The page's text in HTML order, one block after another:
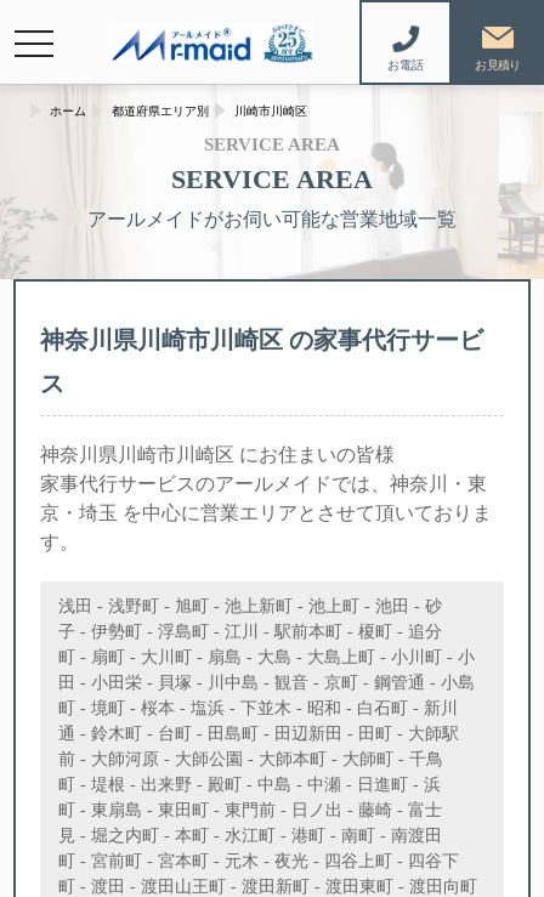
お電話
navigation
SERVICE AREA
SERVICE AREA
アールメイドがお伺い可能な営業地域一覧
ホーム 都道府県エリア別 川崎市川崎区
神奈川県川崎市川崎区 の家事代行サービ
ス
神奈川県川崎市川崎区 にお住まいの皆様
家事代行サービスのアールメイドでは、神奈川・東
京・埼玉 を中心に営業エリアとさせて頂いておりま
す。
浅田 - 浅野町 - 旭町 - 池上新町 - 池上町 - 池田 - 砂
子 - 伊勢町 - 浮島町 - 江川 - 駅前本町 - 榎町 - 追分
町 - 扇町 - 大川町 - 扇島 - 大島 - 大島上町 - 小川町 - 小
田 - 小田栄 - 貝塚 - 川中島 - 観音 - 京町 - 鋼管通 - 小島
町 - 境町 - 桜本 - 塩浜 - 下並木 - 昭和 - 白石町 - 新川
通 - 鈴木町 - 台町 - 田島町 - 田辺新田 - 田町 - 大師駅
前 - 大師河原 - 大師公園 - 大師本町 - 大師町 - 千鳥
町 - 堤根 - 出来野 - 殿町 - 中島 - 中瀬 - 日進町 - 浜
町 - 東扇島 - 東田町 - 東門前 - 日ノ出 - 藤崎 - 富士
見 - 堀之内町 - 本町 - 水江町 - 港町 - 南町 - 南渡田
町 - 宮前町 - 宮本町 - 元木 - 夜光 - 四谷上町 - 四谷下
町 - 渡田 - 渡田山王町 - 渡田新町 - 渡田東町 - 渡田向町